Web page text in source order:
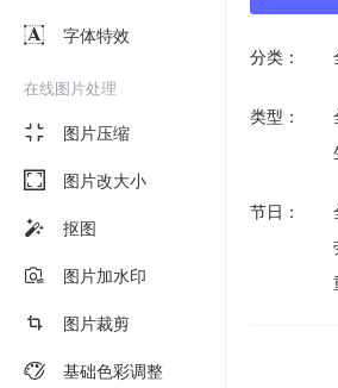
字体特效
在线图片处理
图片压缩
图片改大小
抠图
图片加水印
图片裁剪
基础色彩调整
分类：
类型：
节日：